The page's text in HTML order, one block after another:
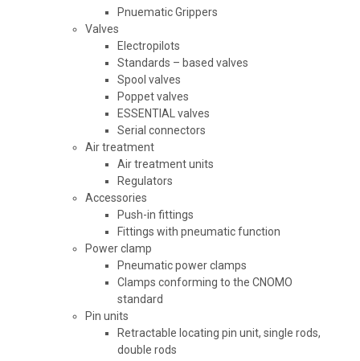
Pnuematic Grippers
Valves
Electropilots
Standards – based valves
Spool valves
Poppet valves
ESSENTIAL valves
Serial connectors
Air treatment
Air treatment units
Regulators
Accessories
Push-in fittings
Fittings with pneumatic function
Power clamp
Pneumatic power clamps
Clamps conforming to the CNOMO
standard
Pin units
Retractable locating pin unit, single rods,
double rods